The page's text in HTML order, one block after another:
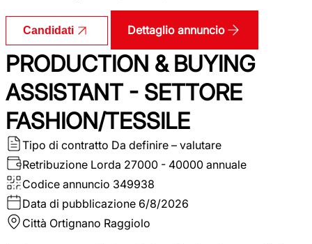
Candidati Dettaglio annuncio
PRODUCTION & BUYING
ASSISTANT - SETTORE
FASHION/TESSILE
Tipo di contratto Da definire – valutare
Retribuzione Lorda 27000 - 40000 annuale
Codice annuncio 349938
Data di pubblicazione 6/8/2026
Città Ortignano Raggiolo